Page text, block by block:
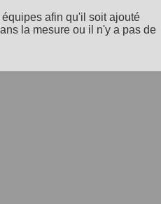
afin qu'il soit ajouté
la mesure ou il n'y a pas de